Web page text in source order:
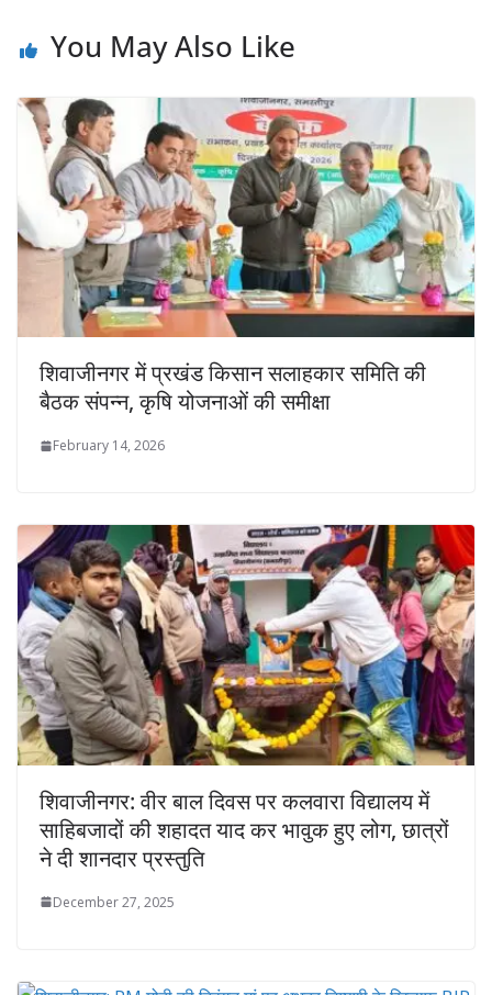
You May Also Like
शिवाजीनगर में प्रखंड किसान सलाहकार समिति की
बैठक संपन्न, कृषि योजनाओं की समीक्षा
February 14, 2026
शिवाजीनगर: वीर बाल दिवस पर कलवारा विद्यालय में
साहिबजादों की शहादत याद कर भावुक हुए लोग, छात्रों
ने दी शानदार प्रस्तुति
December 27, 2025